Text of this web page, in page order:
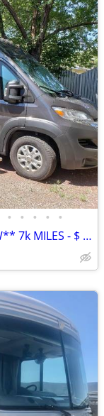
• • • • •
2025 ENTEGRA ETHOS 20T **LIKE NEW** 7k MILES - $ 86k